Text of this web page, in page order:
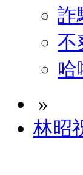
詐
不
哈
»
林昭